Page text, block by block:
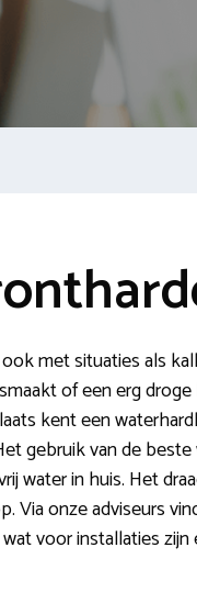
met situaties als
of een erg
kent een
gebruik van de
water in huis. Het
Via onze adviseurs
voor installaties